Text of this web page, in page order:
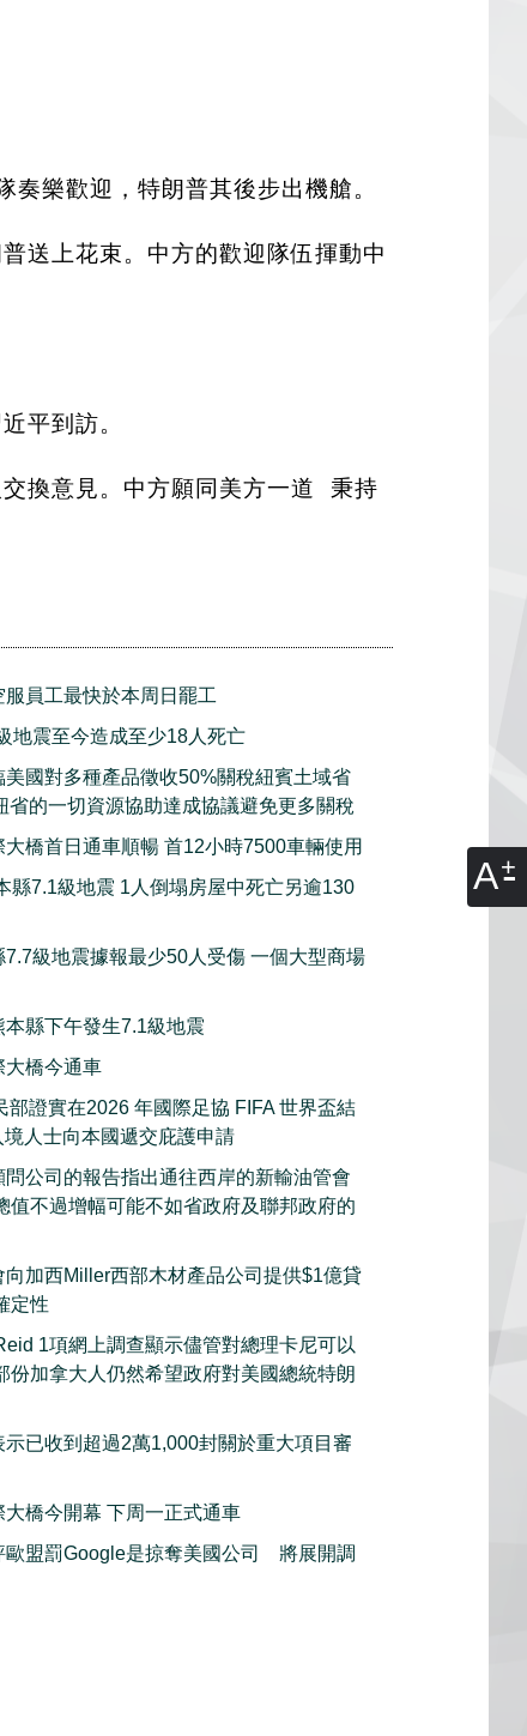
A
樂歡迎，特朗普其後步出機艙。
送上花束。中方的歡迎隊伍揮動中
平到訪。
換意見。中方願同美方一道 秉持
服員工最快於本周日罷工
地震至今造成至少18人死亡
美國對多種產品徵收50%關稅紐賓土域省
的一切資源協助達成協議避免更多關稅
大橋首日通車順暢 首12小時7500車輛使用
縣7.1級地震 1人倒塌房屋中死亡另逾130
7.7級地震據報最少50人受傷 一個大型商場
本縣下午發生7.1級地震
大橋今通車
部證實在2026 年國際足協 FIFA 世界盃結
人士向本國遞交庇護申請
問公司的報告指出通往西岸的新輸油管會
值不過增幅可能不如省政府及聯邦政府的
向加西Miller西部木材產品公司提供$1億貸
定性
1項網上調查顯示儘管對總理卡尼可以
份加拿大人仍然希望政府對美國總統特朗
示已收到超過2萬1,000封關於重大項目審
大橋今開幕 下周一正式通車
歐盟罰Google是掠奪美國公司 將展開調